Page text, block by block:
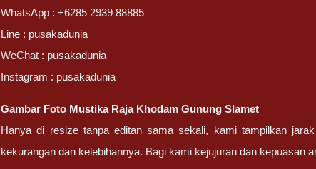
WhatsApp : +6285 2939 88885
Line : pusakadunia
WeChat : pusakadunia
Instagram : pusakadunia
Gambar Foto Mustika Raja Khodam Gunung Slamet
Hanya di resize tanpa editan sama sekali, kami tampilkan
kekurangan dan kelebihannya. Bagi kami kejujuran dan kepuasan